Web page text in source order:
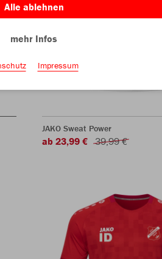
JAKO Sweat Power
ab 23,99 € 39,99 €
Alle ablehnen
mehr Infos
Impressum